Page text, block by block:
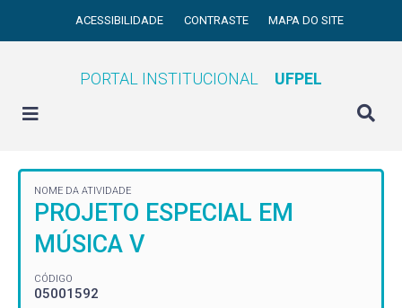
ACESSIBILIDADE CONTRASTE MAPA DO SITE
PORTAL INSTITUCIONAL UFPEL
NOME DA ATIVIDADE
PROJETO ESPECIAL EM
MÚSICA V
CÓDIGO
05001592